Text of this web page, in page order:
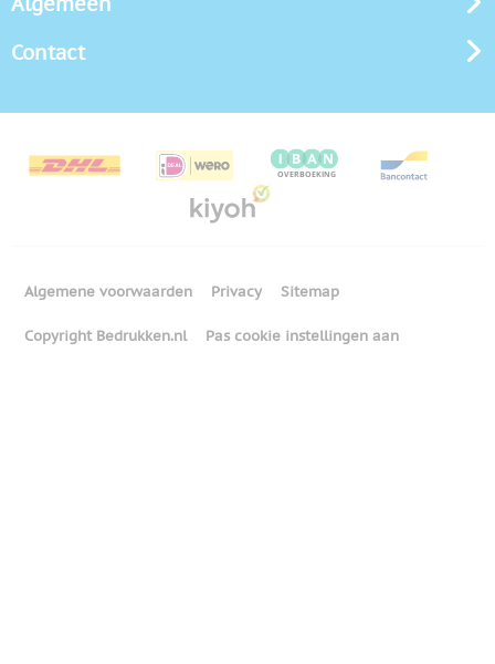
Contact
Algemene voorwaarden Privacy Sitemap
Copyright Bedrukken.nl Pas cookie instellingen aan